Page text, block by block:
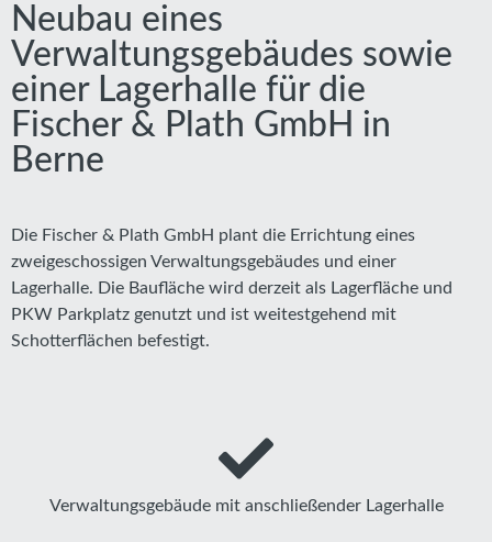
Neubau eines
Verwaltungsgebäudes sowie
einer Lagerhalle für die
Fischer & Plath GmbH in
Berne
Die Fischer & Plath GmbH plant die Errichtung eines
zweigeschossigen Verwaltungsgebäudes und einer
Lagerhalle. Die Baufläche wird derzeit als Lagerfläche und
PKW Parkplatz genutzt und ist weitestgehend mit
Schotterflächen befestigt.
Verwaltungsgebäude mit anschließender Lagerhalle